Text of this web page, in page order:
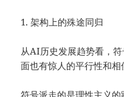
1. 架构上的殊途同归
从AI历史发展趋势看，
面也有惊人的平行性和相